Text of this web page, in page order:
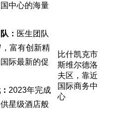
中心的海量
： 医生团队
富有创新精
际最新的促
2023年完成
星级酒店般
比什凯克市
斯维尔德洛
夫区，靠近
国际商务中
心